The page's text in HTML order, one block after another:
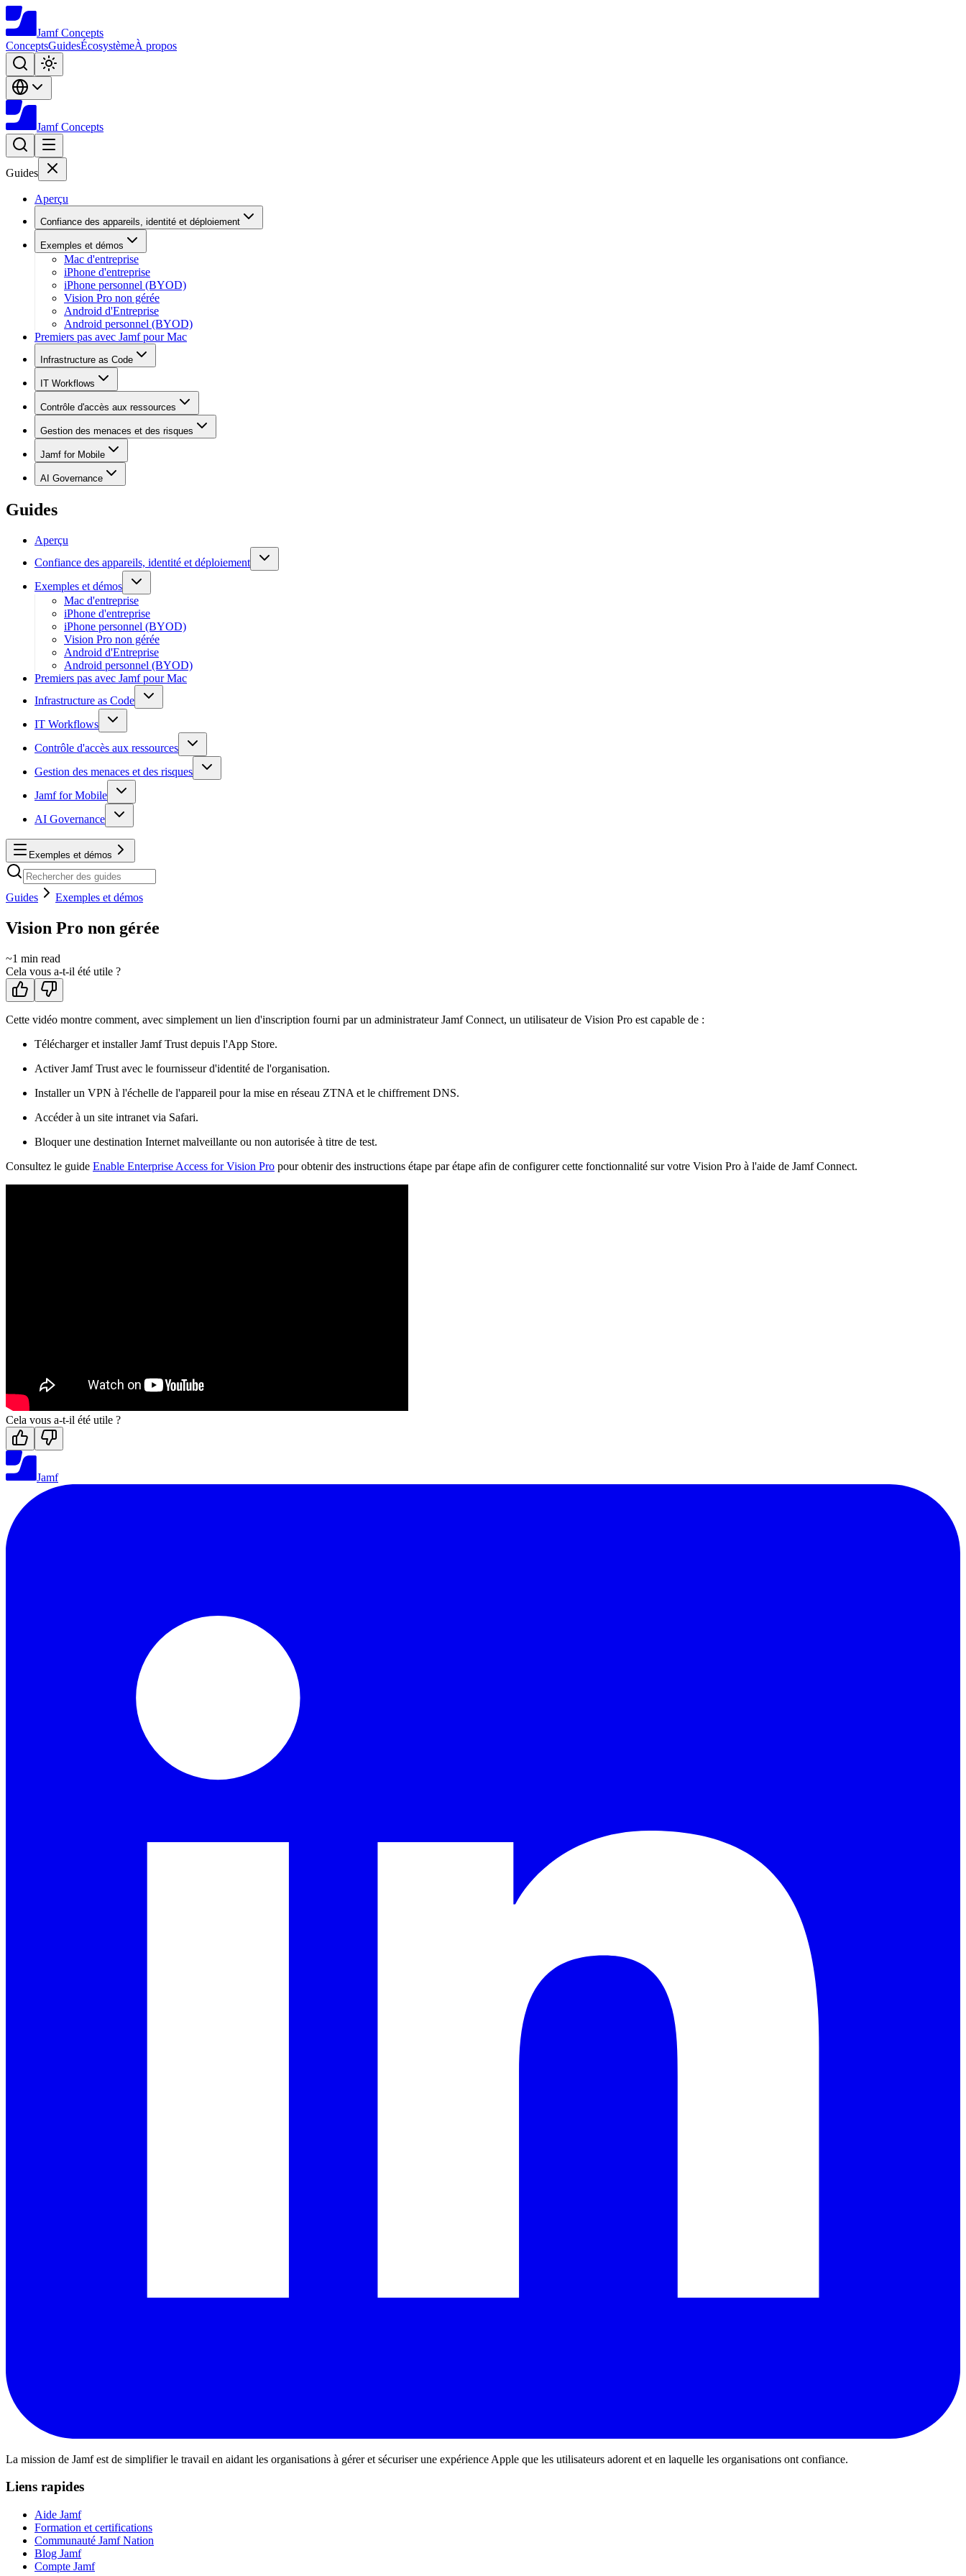
Jamf Concepts
ConceptsGuidesÉcosystèmeÀ propos
Jamf Concepts
Guides
Aperçu
Confiance des appareils, identité et déploiement
Exemples et démos
Mac d'entreprise
iPhone d'entreprise
iPhone personnel (BYOD)
Vision Pro non gérée
Android d'Entreprise
Android personnel (BYOD)
Premiers pas avec Jamf pour Mac
Infrastructure as Code
IT Workflows
Contrôle d'accès aux ressources
Gestion des menaces et des risques
Jamf for Mobile
AI Governance
Guides
Aperçu
Confiance des appareils, identité et déploiement
Exemples et démos
Mac d'entreprise
iPhone d'entreprise
iPhone personnel (BYOD)
Vision Pro non gérée
Android d'Entreprise
Android personnel (BYOD)
Premiers pas avec Jamf pour Mac
Infrastructure as Code
IT Workflows
Contrôle d'accès aux ressources
Gestion des menaces et des risques
Jamf for Mobile
AI Governance
Exemples et démos
Guides Exemples et démos
Vision Pro non gérée
~1 min read
Cela vous a-t-il été utile ?
Cette vidéo montre comment, avec simplement un lien d'inscription fourni par un administrateur Jamf Connect, un utilisateur de Vision Pro est capable de :
Télécharger et installer Jamf Trust depuis l'App Store.
Activer Jamf Trust avec le fournisseur d'identité de l'organisation.
Installer un VPN à l'échelle de l'appareil pour la mise en réseau ZTNA et le chiffrement DNS.
Accéder à un site intranet via Safari.
Bloquer une destination Internet malveillante ou non autorisée à titre de test.
Consultez le guide Enable Enterprise Access for Vision Pro pour obtenir des instructions étape par étape afin de configurer cette fonctionnalité sur votre Vision Pro à l'aide de Jamf Connect.
Cela vous a-t-il été utile ?
Jamf
La mission de Jamf est de simplifier le travail en aidant les organisations à gérer et sécuriser une expérience Apple que les utilisateurs adorent et en laquelle les organisations ont confiance.
Liens rapides
Aide Jamf
Formation et certifications
Communauté Jamf Nation
Blog Jamf
Compte Jamf